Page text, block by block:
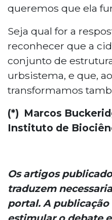
queremos que ela
Seja qual for a
reconhecer que a
conjunto de
urbsistema, e que,
transformamos
(*) Marcos
Instituto de
Os artigos
traduzem
portal. A